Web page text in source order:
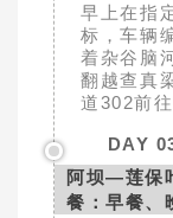
早上在指
标，车辆
着杂谷脑
翻越查真
道302前
DAY
阿坝—莲保
餐：早餐、